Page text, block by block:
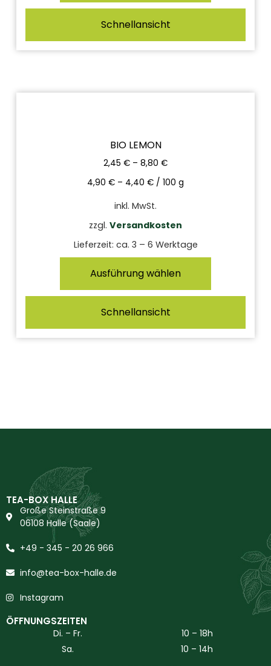
Schnellansicht
BIO LEMON
2,45 € – 8,80 €
4,90 € – 4,40 € / 100 g
inkl. MwSt.
zzgl. Versandkosten
Lieferzeit: ca. 3 – 6 Werktage
Ausführung wählen
Schnellansicht
TEA-BOX HALLE
Große Steinstraße 9
06108 Halle (Saale)
+49 - 345 - 20 26 966
info@tea-box-halle.de
Instagram
ÖFFNUNGSZEITEN
Di. – Fr.
10 – 18h
Sa.
10 – 14h